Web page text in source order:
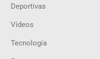
Deportivas
Vídeos
Tecnología